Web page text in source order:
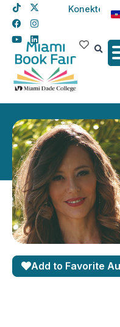
Konekte
Add to Favorite